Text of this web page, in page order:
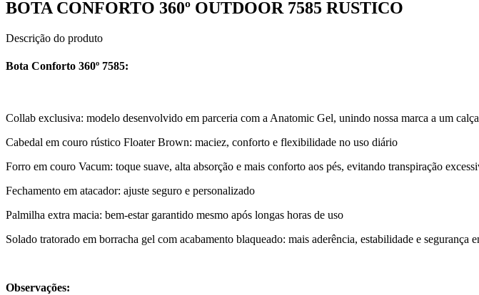
BOTA CONFORTO 360º OUTDOOR 7585 RUSTICO
Descrição do produto
Bota Conforto 360º 7585:
Collab exclusiva: modelo desenvolvido em parceria com a Anatomic Gel, unindo nossa marca a um
Cabedal em couro rústico Floater Brown: maciez, conforto e flexibilidade no uso diário
Forro em couro Vacum: toque suave, alta absorção e mais conforto aos pés, evitando transpiração
Fechamento em atacador: ajuste seguro e personalizado
Palmilha extra macia: bem-estar garantido mesmo após longas horas de uso
Solado tratorado em borracha gel com acabamento blaqueado: mais aderência, estabilidade e segurança
Observações: